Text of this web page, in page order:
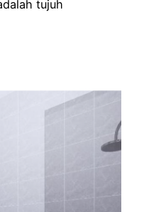
tujuh